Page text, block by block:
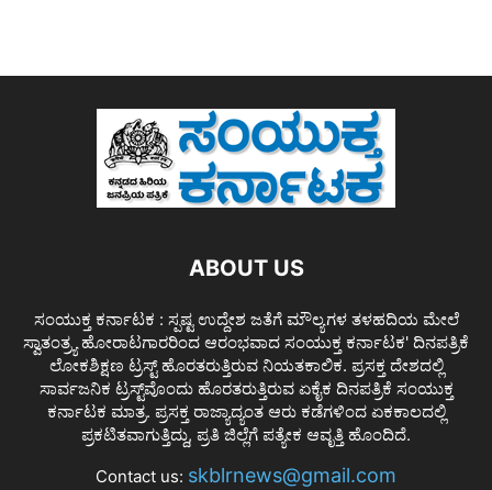
ABOUT US
ಸಂಯುಕ್ತ ಕರ್ನಾಟಕ : ಸ್ಪಷ್ಟ ಉದ್ದೇಶ ಜತೆಗೆ ಮೌಲ್ಯಗಳ ತಳಹದಿಯ ಮೇಲೆ
ಸ್ವಾತಂತ್ರ್ಯ ಹೋರಾಟಗಾರರಿಂದ ಆರಂಭವಾದ ಸಂಯುಕ್ತ ಕರ್ನಾಟಕ' ದಿನಪತ್ರಿಕೆ
ಲೋಕಶಿಕ್ಷಣ ಟ್ರಸ್ಟ್ ಹೊರತರುತ್ತಿರುವ ನಿಯತಕಾಲಿಕ. ಪ್ರಸಕ್ತ ದೇಶದಲ್ಲಿ
ಸಾರ್ವಜನಿಕ ಟ್ರಸ್ಟ್‌ವೊಂದು ಹೊರತರುತ್ತಿರುವ ಏಕೈಕ ದಿನಪತ್ರಿಕೆ ಸಂಯುಕ್ತ
ಕರ್ನಾಟಕ ಮಾತ್ರ. ಪ್ರಸಕ್ತ ರಾಜ್ಯಾದ್ಯಂತ ಆರು ಕಡೆಗಳಿಂದ ಏಕಕಾಲದಲ್ಲಿ
ಪ್ರಕಟಿತವಾಗುತ್ತಿದ್ದು, ಪ್ರತಿ ಜಿಲ್ಲೆಗೆ ಪತ್ಯೇಕ ಆವೃತ್ತಿ ಹೊಂದಿದೆ.
Contact us: skblrnews@gmail.com